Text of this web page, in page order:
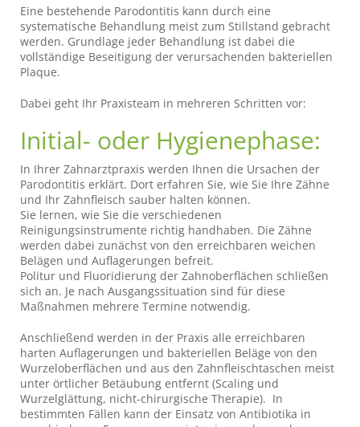
Eine bestehende Parodontitis kann durch eine
systematische Behandlung meist zum Stillstand gebracht
werden. Grundlage jeder Behandlung ist dabei die
vollständige Beseitigung der verursachenden bakteriellen
Plaque.
Dabei geht Ihr Praxisteam in mehreren Schritten vor:
Initial- oder Hygienephase:
In Ihrer Zahnarztpraxis werden Ihnen die Ursachen der
Parodontitis erklärt. Dort erfahren Sie, wie Sie Ihre Zähne
und Ihr Zahnfleisch sauber halten können.
Sie lernen, wie Sie die verschiedenen
Reinigungsinstrumente richtig handhaben. Die Zähne
werden dabei zunächst von den erreichbaren weichen
Belägen und Auflagerungen befreit.
Politur und Fluoridierung der Zahnoberflächen schließen
sich an. Je nach Ausgangssituation sind für diese
Maßnahmen mehrere Termine notwendig.
Anschließend werden in der Praxis alle erreichbaren
harten Auflagerungen und bakteriellen Beläge von den
Wurzeloberflächen und aus den Zahnfleischtaschen meist
unter örtlicher Betäubung entfernt (Scaling und
Wurzelglättung, nicht-chirurgische Therapie). In
bestimmten Fällen kann der Einsatz von Antibiotika in